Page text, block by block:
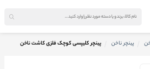
پینچر ناخن پینچر کلیپسی کوچک فلزی کاشت ناخن